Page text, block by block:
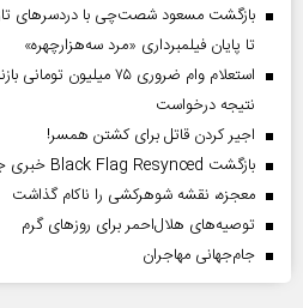
بازگشت مسعود شصت‌چی با دردسر‌های
تا پایان فیلمبرداری «مرد سه‌هزارچهره»
استعلام وام ضروری ۷۵
نتیجه درخواست
اجیر کردن قاتل برای کشتن همسر!
بازگشت Black Flag Resynced خبری جذاب برای دوستداران بازی
معجزه، نقشه شوهرکشی را ناکام گذاشت
توصیه‌های هلال‌احمر برای روز‌های گرم
جام‌جهانی مهاجران